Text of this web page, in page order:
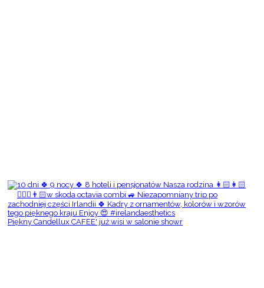
Piękny Candellux CAFEE' już wisi w salonie showr